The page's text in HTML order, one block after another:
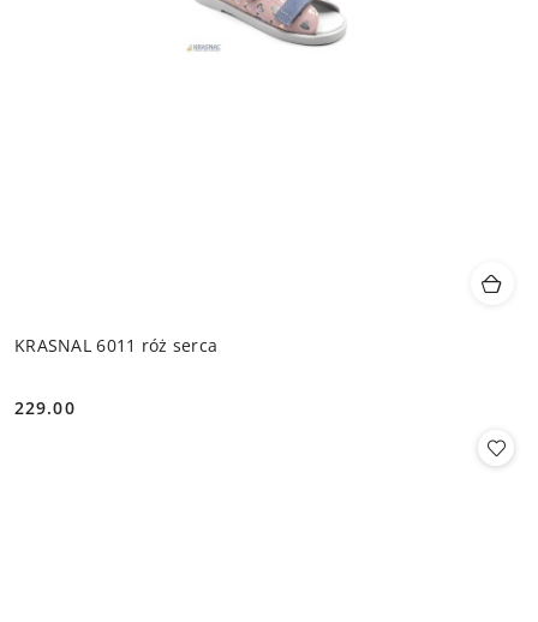
KRASNAL 6011 róż serca
Cena:
229.00